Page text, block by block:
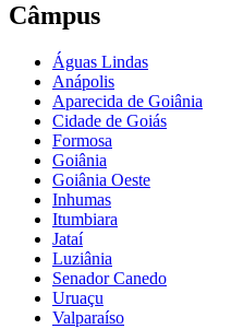
Câmpus
Águas Lindas
Anápolis
Aparecida de Goiânia
Cidade de Goiás
Formosa
Goiânia
Goiânia Oeste
Inhumas
Itumbiara
Jataí
Luziânia
Senador Canedo
Uruaçu
Valparaíso